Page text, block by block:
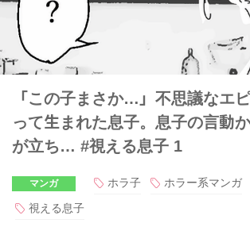
「この子まさか…」不思議なエ
って生まれた息子。息子の言動
が立ち… #視える息子 1
マンガ ホラ子 ホラー系マンガ
視える息子